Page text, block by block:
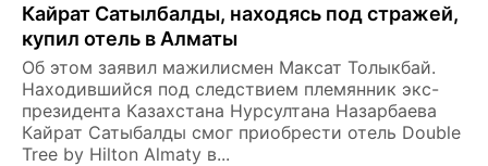
Кайрат Сатылбалды, находясь под стражей,
купил отель в Алматы
Об этом заявил мажилисмен Максат Толыкбай.
Находившийся под следствием племянник экс-
президента Казахстана Нурсултана Назарбаева
Кайрат Сатыбалды смог приобрести отель Double
Tree by Hilton Almaty в...